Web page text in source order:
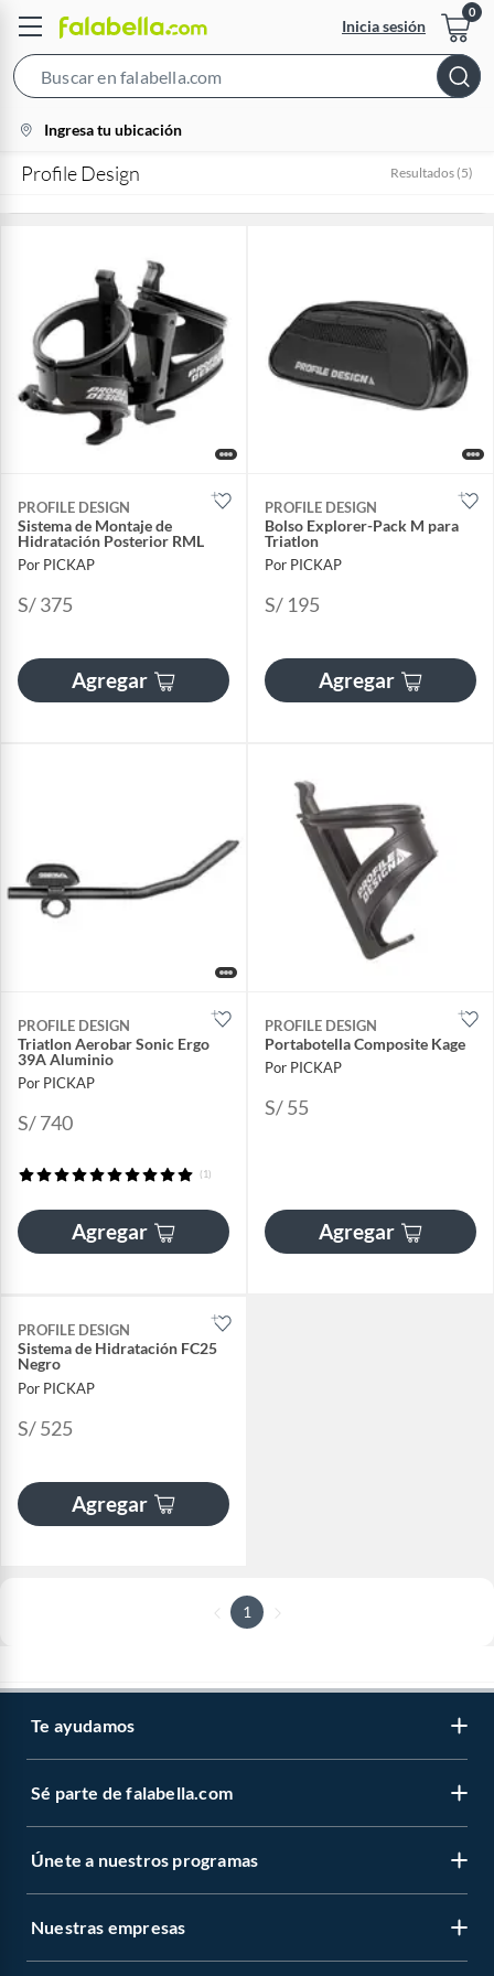
Inicia sesión
Bar
location-
icon
Ingresa tu ubicación
Profile Design Resultados (5)
PROFILE DESIGN
Sistema de Montaje de
Hidratación Posterior RML
Por PICKAP
S/ 375
Agregar
PROFILE DESIGN
Bolso Explorer-Pack M para
Triatlon
Por PICKAP
S/ 195
Agregar
PROFILE DESIGN
Triatlon Aerobar Sonic Ergo
39A Aluminio
Por PICKAP
S/ 740
(1)
Agregar
PROFILE DESIGN
Portabotella Composite Kage
Por PICKAP
S/ 55
Agregar
PROFILE DESIGN
Sistema de Hidratación FC25
Negro
Por PICKAP
S/ 525
Agregar
1
Te ayudamos
Sé parte de falabella.com
Únete a nuestros programas
Nuestras empresas